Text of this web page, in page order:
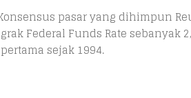
pasar yang dihimpun
Federal Funds Rate sebanyak
sejak 1994.